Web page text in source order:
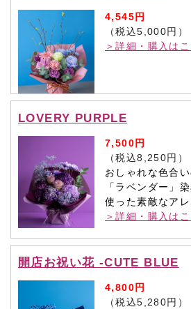
4,545円
（税込5,000円）
＞詳細・購入は
LOVERY PURPLE
7,500円
（税込8,250円）
おしゃれな色合
「ラベンダー」
使った素敵なアレ
＞詳細・購入は
開店お祝い花 -CUTE BLUE
4,800円
（税込5,280円）